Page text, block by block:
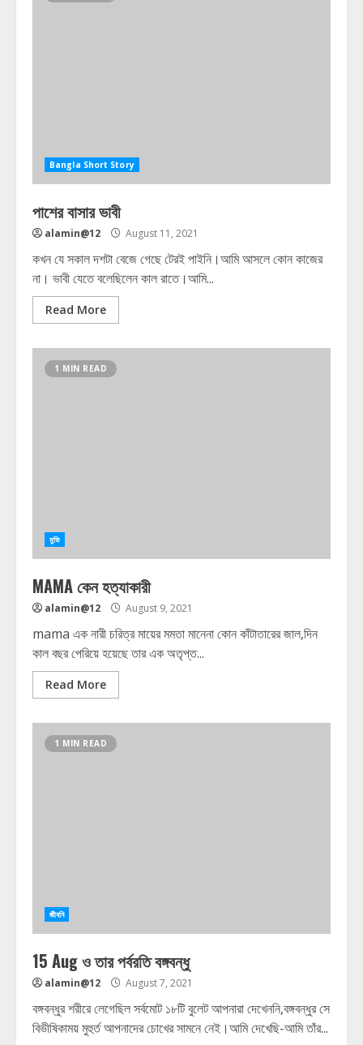
Bangla Short Story
পাশের বাসার ভাবী
alamin@12 August 11, 2021
কখন যে সকাল দশটা বেজে গেছে টেরই পাইনি।আমি আসলে কোন কাজের
না। ভাবী যেতে বলেছিলেন কাল রাতে।আমি...
Read More
1 MIN READ
মুভি
MAMA কেন হত্যাকারী
alamin@12 August 9, 2021
mama এক নারী চরিত্র মায়ের মমতা মানেনা কোন কাঁটাতারের জাল,দিন
কাল বছর পেরিয়ে হয়েছে তার এক অতৃপ্ত...
Read More
1 MIN READ
জীবনি
15 Aug ও তার পর্বরতি বঙ্গবন্ধু
alamin@12 August 7, 2021
বঙ্গবন্ধুর শরীরে লেগেছিল সর্বমোট ১৮টি বুলেট আপনারা দেখেননি,বঙ্গবন্ধুর সে
বিভীষিকাময় মুহুর্ত আপনাদের চোখের সামনে নেই।আমি দেখেছি-আমি তাঁর...